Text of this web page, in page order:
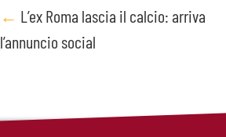
Post
navigation
← L’ex Roma lascia il calcio: arriva
l’annuncio social